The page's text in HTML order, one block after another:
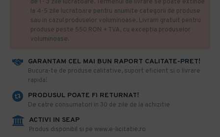
GARANTAM CEL MAI BUN RAPORT CALITATE-PRET!
​Bucura-te de produse calitative, suport eficient si o livrare
rapida!
PRODUSUL POATE FI RETURNAT!
De catre consumatori in 30 de zile de la achizitie
ACTIVI IN SEAP
Produs disponibil si pe www.e-licitatie.ro
de 1- 3 zile lucratoare. Termenul de livrare se poate extinde
la 4-5 zile lucratoare pentru anumite categorii de produse
sau in cazul produselor voluminoase. Livram gratuit pentru
produse peste 550 RON + TVA, cu exceptia produselor
voluminoase.